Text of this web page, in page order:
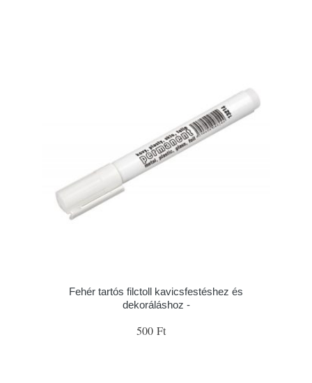
Fehér tartós filctoll kavicsfestéshez és
dekoráláshoz -
500 Ft